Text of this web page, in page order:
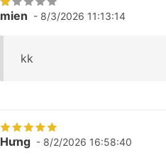
mien - 8/3/2026 11:13:14
kk
Hưng - 8/2/2026 16:58:40